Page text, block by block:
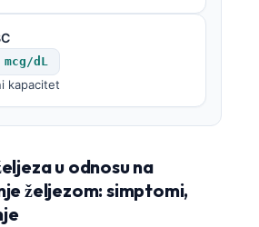
dL
kapacitet
u odnosu na
željezom: simptomi,